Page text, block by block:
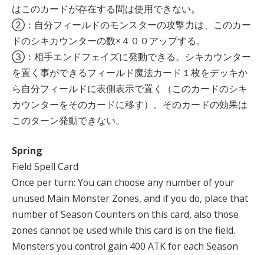
はこのカードが存在する間は使用できない。
②：自分フィールドのモンスターの攻撃力は、このカー
ドのシキカウンターの数×４００アップする。
③：相手エンドフェイズに発動できる。シキカウンター
を置く事ができるフィールド魔法カード１枚をデッキか
ら自分フィールドに表側表示で置く（このカードのシキ
カウンターをそのカードに移す）。そのカードの効果は
このターン発動できない。
Spring
Field Spell Card
Once per turn: You can choose any number of your
unused Main Monster Zones, and if you do, place that
number of Season Counters on this card, also those
zones cannot be used while this card is on the field.
Monsters you control gain 400 ATK for each Season